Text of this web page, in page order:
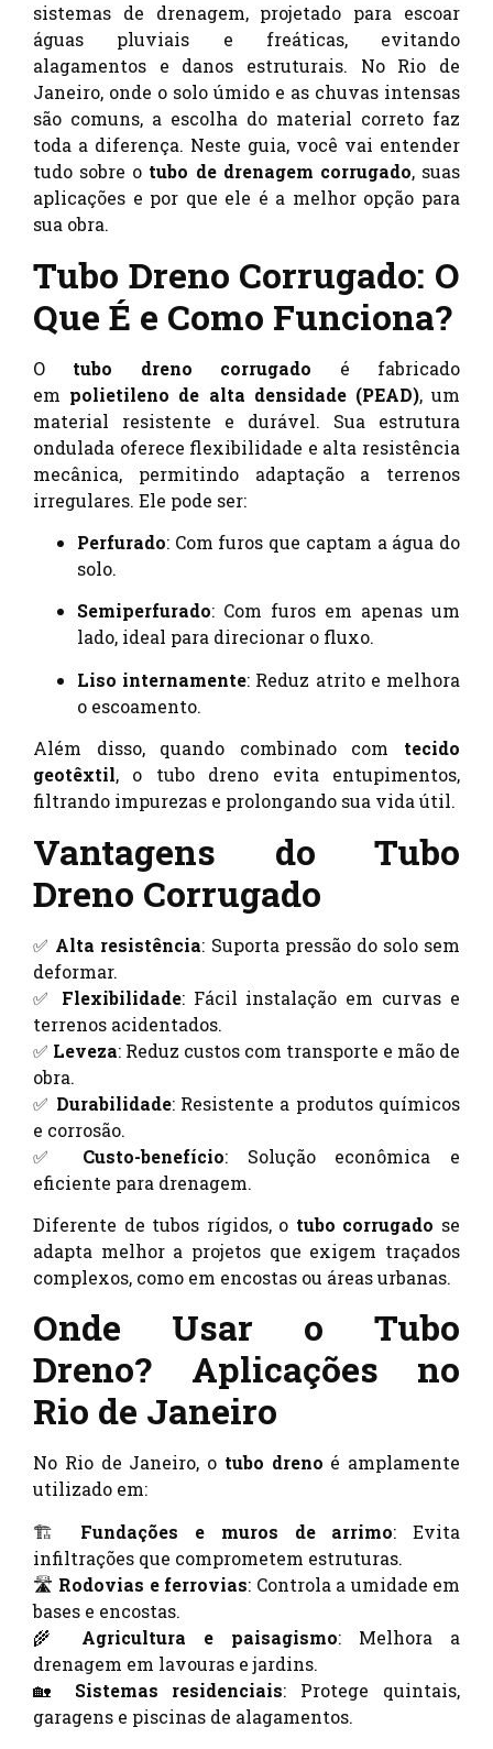
sistemas de drenagem, projetado para escoar
águas pluviais e freáticas, evitando
alagamentos e danos estruturais. No Rio de
Janeiro, onde o solo úmido e as chuvas intensas
são comuns, a escolha do material correto faz
toda a diferença. Neste guia, você vai entender
tudo sobre o tubo de drenagem corrugado, suas
aplicações e por que ele é a melhor opção para
sua obra.
Tubo Dreno Corrugado: O
Que É e Como Funciona?
O tubo dreno corrugado é fabricado
em polietileno de alta densidade (PEAD), um
material resistente e durável. Sua estrutura
ondulada oferece flexibilidade e alta resistência
mecânica, permitindo adaptação a terrenos
irregulares. Ele pode ser:
Perfurado: Com furos que captam a água do
solo.
Semiperfurado: Com furos em apenas um
lado, ideal para direcionar o fluxo.
Liso internamente: Reduz atrito e melhora
o escoamento.
Além disso, quando combinado com tecido
geotêxtil, o tubo dreno evita entupimentos,
filtrando impurezas e prolongando sua vida útil.
Vantagens do Tubo
Dreno Corrugado
✅ Alta resistência: Suporta pressão do solo sem
deformar.
✅ Flexibilidade: Fácil instalação em curvas e
terrenos acidentados.
✅ Leveza: Reduz custos com transporte e mão de
obra.
✅ Durabilidade: Resistente a produtos químicos
e corrosão.
✅ Custo-benefício: Solução econômica e
eficiente para drenagem.
Diferente de tubos rígidos, o tubo corrugado se
adapta melhor a projetos que exigem traçados
complexos, como em encostas ou áreas urbanas.
Onde Usar o Tubo
Dreno? Aplicações no
Rio de Janeiro
No Rio de Janeiro, o tubo dreno é amplamente
utilizado em:
🏗️ Fundações e muros de arrimo: Evita
infiltrações que comprometem estruturas.
🛣️ Rodovias e ferrovias: Controla a umidade em
bases e encostas.
🌾 Agricultura e paisagismo: Melhora a
drenagem em lavouras e jardins.
🏡 Sistemas residenciais: Protege quintais,
garagens e piscinas de alagamentos.